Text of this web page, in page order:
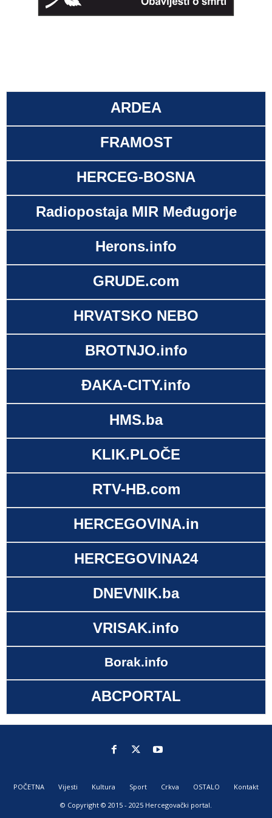
ARDEA
FRAMOST
HERCEG-BOSNA
Radiopostaja MIR Međugorje
Herons.info
GRUDE.com
HRVATSKO NEBO
BROTNJO.info
ĐAKA-CITY.info
HMS.ba
KLIK.PLOČE
RTV-HB.com
HERCEGOVINA.in
HERCEGOVINA24
DNEVNIK.ba
VRISAK.info
Borak.info
ABCPORTAL
POČETNA Vijesti Kultura Sport Crkva OSTALO
Kontakt
© Copyright © 2015 - 2025 Hercegovački portal.